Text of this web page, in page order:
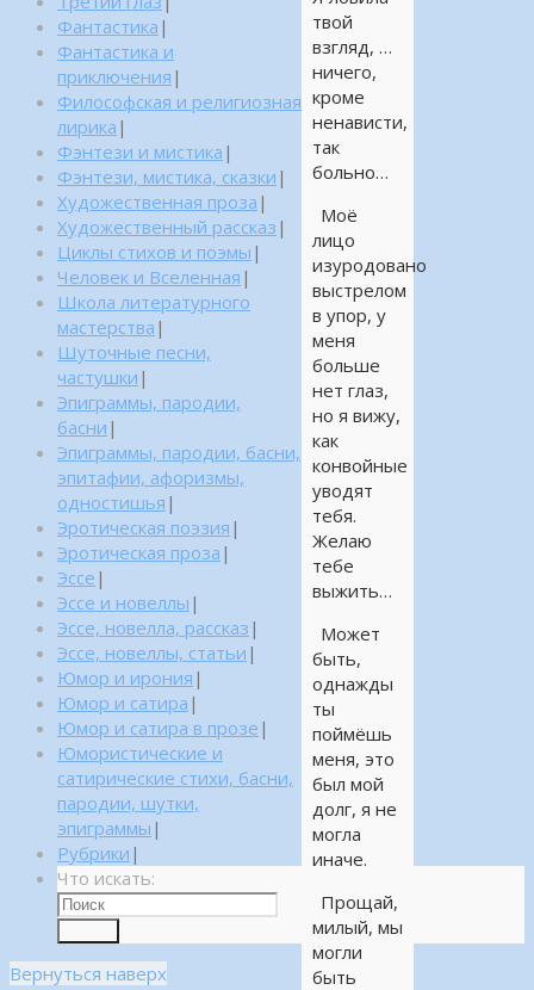
твой
взгляд, …
ничего,
кроме
ненависти,
так
больно…
Моё
лицо
изуродовано
выстрелом
в упор, у
меня
больше
нет глаз,
но я вижу,
как
конвойные
уводят
тебя.
Желаю
тебе
выжить…
Может
быть,
однажды
ты
поймёшь
меня, это
был мой
долг, я не
могла
иначе.
Прощай,
милый, мы
могли
быть
Фантастика |
Фантастика и
приключения |
Философская и религиозная
лирика |
Фэнтези и мистика |
Фэнтези, мистика, сказки |
Художественная проза |
Художественный рассказ |
Циклы стихов и поэмы |
Человек и Вселенная |
Школа литературного
мастерства |
Шуточные песни,
частушки |
Эпиграммы, пародии,
басни |
Эпиграммы, пародии, басни,
эпитафии, афоризмы,
одностишья |
Эротическая поэзия |
Эротическая проза |
Эссе |
Эссе и новеллы |
Эссе, новелла, рассказ |
Эссе, новеллы, статьи |
Юмор и ирония |
Юмор и сатира |
Юмор и сатира в прозе |
Юмористические и
сатирические стихи, басни,
пародии, шутки,
эпиграммы |
Рубрики |
Что искать:
Вернуться наверх